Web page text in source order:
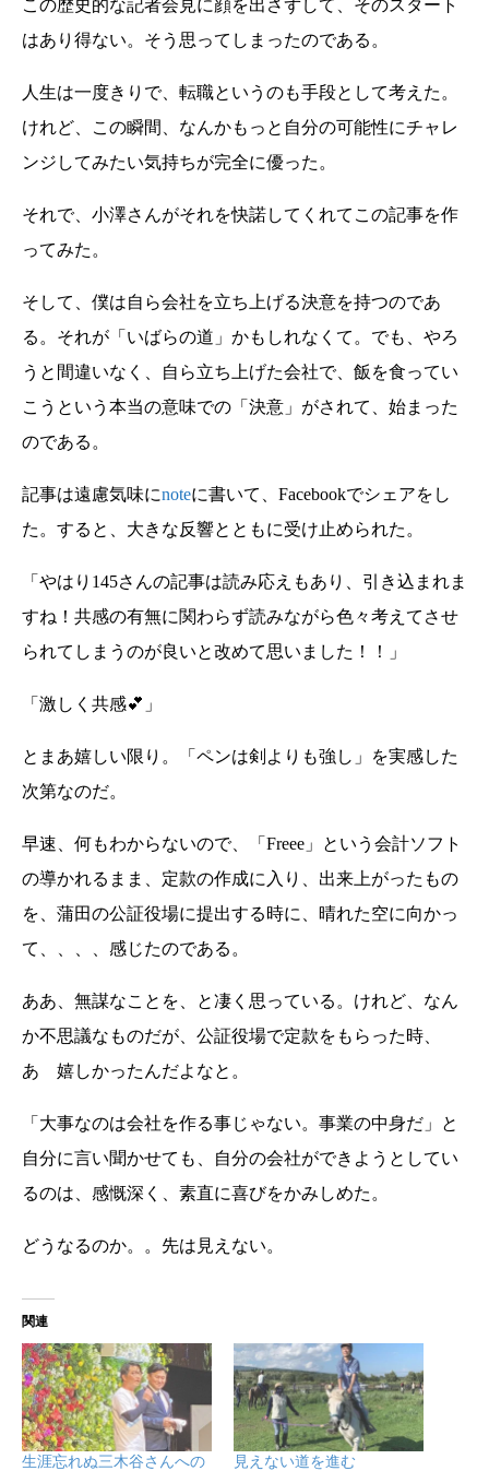
この歴史的な記者会見に顔を出さずして、そのスタート
はあり得ない。そう思ってしまったのである。
人生は一度きりで、転職というのも手段として考えた。
けれど、この瞬間、なんかもっと自分の可能性にチャレ
ンジしてみたい気持ちが完全に優った。
それで、小澤さんがそれを快諾してくれてこの記事を作
ってみた。
そして、僕は自ら会社を立ち上げる決意を持つのであ
る。それが「いばらの道」かもしれなくて。でも、やろ
うと間違いなく、自ら立ち上げた会社で、飯を食ってい
こうという本当の意味での「決意」がされて、始まった
のである。
記事は遠慮気味にnoteに書いて、Facebookでシェアをし
た。すると、大きな反響とともに受け止められた。
「やはり145さんの記事は読み応えもあり、引き込まれま
すね！共感の有無に関わらず読みながら色々考えてさせ
られてしまうのが良いと改めて思いました！！」
「激しく共感💕」
とまあ嬉しい限り。「ペンは剣よりも強し」を実感した
次第なのだ。
早速、何もわからないので、「Freee」という会計ソフト
の導かれるまま、定款の作成に入り、出来上がったもの
を、蒲田の公証役場に提出する時に、晴れた空に向かっ
て、、、、感じたのである。
ああ、無謀なことを、と凄く思っている。けれど、なん
か不思議なものだが、公証役場で定款をもらった時、
あゝ嬉しかったんだよなと。
「大事なのは会社を作る事じゃない。事業の中身だ」と
自分に言い聞かせても、自分の会社ができようとしてい
るのは、感慨深く、素直に喜びをかみしめた。
どうなるのか。。先は見えない。
関連
生涯忘れぬ三木谷さんへの 見えない道を進む